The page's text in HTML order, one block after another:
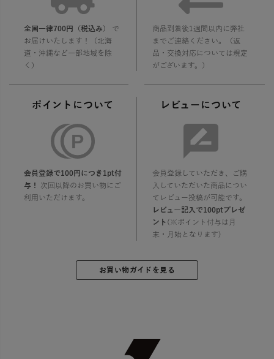
全国一律700円（税込み）
で
お届けいたします！（北海
道・沖縄など一部地域を除
く）
商品到着後1週間以内に弊社
までご連絡ください。（返
品・交換対応については規定
がございます。）
ポイントについて
会員登録で100円につき1pt付
与！
次回以降のお買い物にご
利用いただけます。
レビューについて
会員登録していただき、ご購
入していただいた商品につい
てレビュー投稿が可能です。
レビュー記入で100ptプレゼ
ント (※ポイント付与は月
末・月始となります)
お買い物ガイドを見る